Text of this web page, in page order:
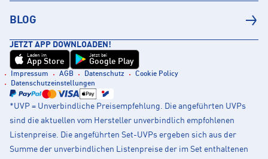
BLOG
JETZT APP DOWNLOADEN!
Laden im
App Store
Jetzt bei
Google Play
Impressum AGB Datenschutz
Cookie Policy
Datenschutzeinstellungen
*UVP = Unverbindliche Preisempfehlung. Die angeführten UVPs
sind die aktuellen vom Hersteller unverbindlich empfohlenen
Listenpreise. Die angeführten Set-UVPs ergeben sich aus der
Summe der unverbindlichen Listenpreise der im Set enthaltenen